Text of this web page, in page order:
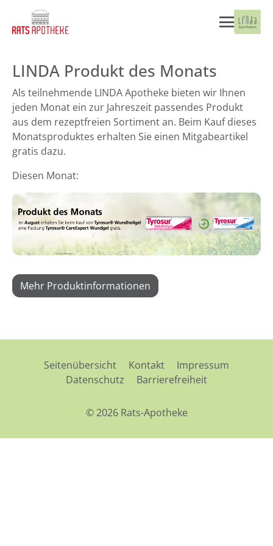
LINDA Produkt des Monats
Als teilnehmende LINDA Apotheke bieten wir Ihnen
jeden Monat ein zur Jahreszeit passendes Produkt
aus dem rezeptfreien Sortiment an. Beim Kauf dieses
Monatsproduktes erhalten Sie einen Mitgabeartikel
gratis dazu.
Diesen Monat:
Mehr Produktinformationen
Seitenübersicht Kontakt
Impressum
Datenschutz
Barrierefreiheit
© 2026 Rats-Apotheke